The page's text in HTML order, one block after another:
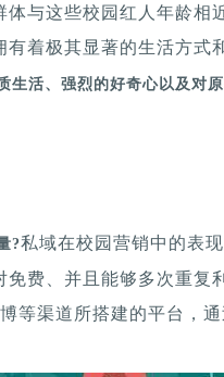
体与这些校园红人年龄相
有着极其显著的生活方式
生活、强烈的好奇心以及对
?私域在校园营销中的表
免费、并且能够多次重复
等渠道所搭建的平台，